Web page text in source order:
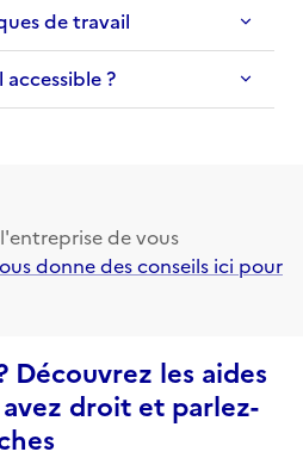
de travail
?
de vous
donne des conseils ici pour
Découvrez les aides
droit et parlez-